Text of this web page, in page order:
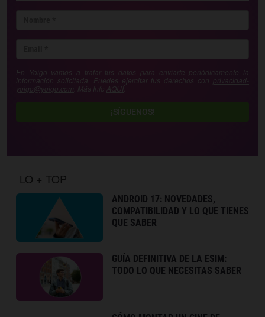
En Yoigo vamos a tratar tus datos para enviarte periódicamente la
información solicitada. Puedes ejercitar tus derechos con privacidad-
yoigo@yoigo.com . Más Info AQUÍ
¡SÍGUENOS!
LO + TOP
ANDROID 17: NOVEDADES,
COMPATIBILIDAD Y LO QUE TIENES
QUE SABER
GUÍA DEFINITIVA DE LA ESIM:
TODO LO QUE NECESITAS SABER